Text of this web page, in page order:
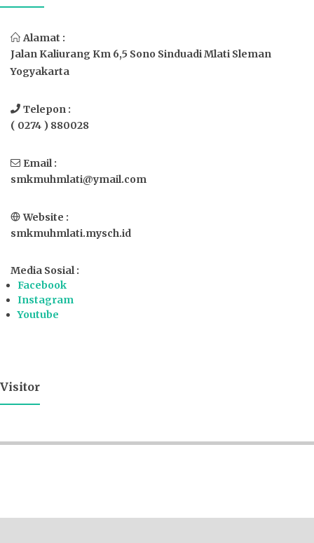
Alamat :
Jalan Kaliurang Km 6,5 Sono Sinduadi Mlati Sleman
Yogyakarta
Telepon :
( 0274 ) 880028
Email :
smkmuhmlati@ymail.com
Website :
smkmuhmlati.mysch.id
Media Sosial :
Facebook
Instagram
Youtube
Visitor